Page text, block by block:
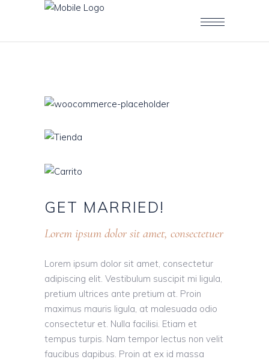
GET MARRIED!
Lorem ipsum dolor sit amet, consectetuer
Lorem ipsum dolor sit amet, consectetur
adipiscing elit. Vestibulum suscipit mi ligula,
pretium ultrices ante pretium at. Proin
maximus mauris ligula, at malesuada odio
consectetur et. Nulla facilisi. Etiam et
tempus turpis. Nam tempor lectus non velit
faucibus dapibus. Proin at ex id massa